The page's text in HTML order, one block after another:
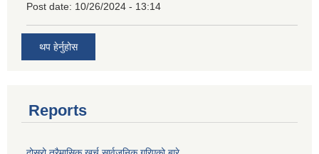
Post date: 10/26/2024 - 13:14
थप हेर्नुहोस
Reports